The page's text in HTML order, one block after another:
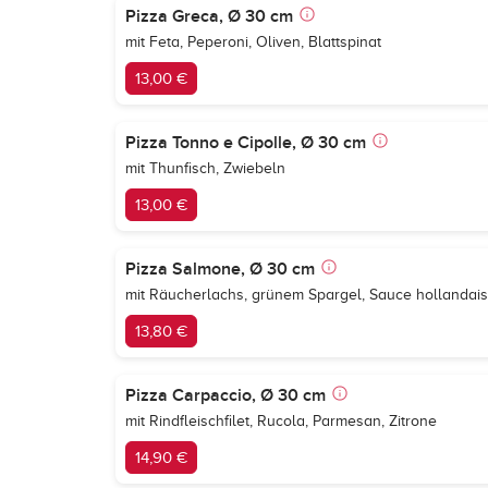
Pizza Greca, Ø 30 cm
mit Feta, Peperoni, Oliven, Blattspinat
13,00 €
Pizza Tonno e Cipolle, Ø 30 cm
mit Thunfisch, Zwiebeln
13,00 €
Pizza Salmone, Ø 30 cm
mit Räucherlachs, grünem Spargel, Sauce
13,80 €
Pizza Carpaccio, Ø 30 cm
mit Rindfleischfilet, Rucola, Parmesan, Zitrone
14,90 €